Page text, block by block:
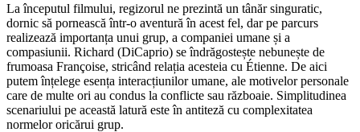
La începutul filmului, regizorul ne prezintă un tânăr singuratic,
dornic să pornească într-o aventură în acest fel, dar pe parcurs
realizează importanța unui grup, a companiei umane și a
compasiunii. Richard (DiCaprio) se îndrăgostește nebunește de
frumoasa Françoise, stricând relația acesteia cu Étienne. De aici
putem înțelege esența interacțiunilor umane, ale motivelor personale
care de multe ori au condus la conflicte sau războaie. Simplitudinea
scenariului pe această latură este în antiteză cu complexitatea
normelor oricărui grup.